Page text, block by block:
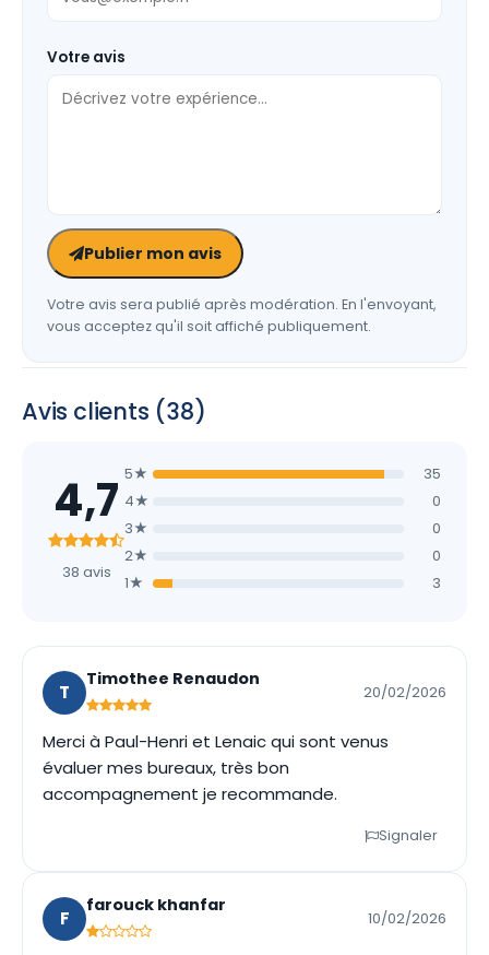
Votre avis
Publier mon avis
Votre avis sera publié après modération. En l'envoyant,
vous acceptez qu'il soit affiché publiquement.
Avis clients (38)
4,7
38 avis
5★
35
4★
0
3★
0
2★
0
1★
3
T
Timothee Renaudon
20/02/2026
Merci à Paul-Henri et Lenaic qui sont venus
évaluer mes bureaux, très bon
accompagnement je recommande.
Signaler
F
farouck khanfar
10/02/2026